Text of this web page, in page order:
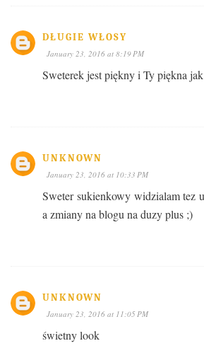
DŁUGIE WŁOSY
January 23, 2016 at 8:19 PM
Sweterek jest piękny i Ty piękna
UNKNOWN
January 23, 2016 at 10:33 PM
Sweter sukienkowy widzialam tez
a zmiany na blogu na duzy plus ;)
UNKNOWN
January 23, 2016 at 11:05 PM
świetny look